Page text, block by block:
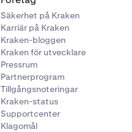
Säkerhet på Kraken
Karriär på Kraken
Kraken-bloggen
Kraken för utvecklare
Pressrum
Partnerprogram
Tillgångsnoteringar
Kraken-status
Supportcenter
Klagomål